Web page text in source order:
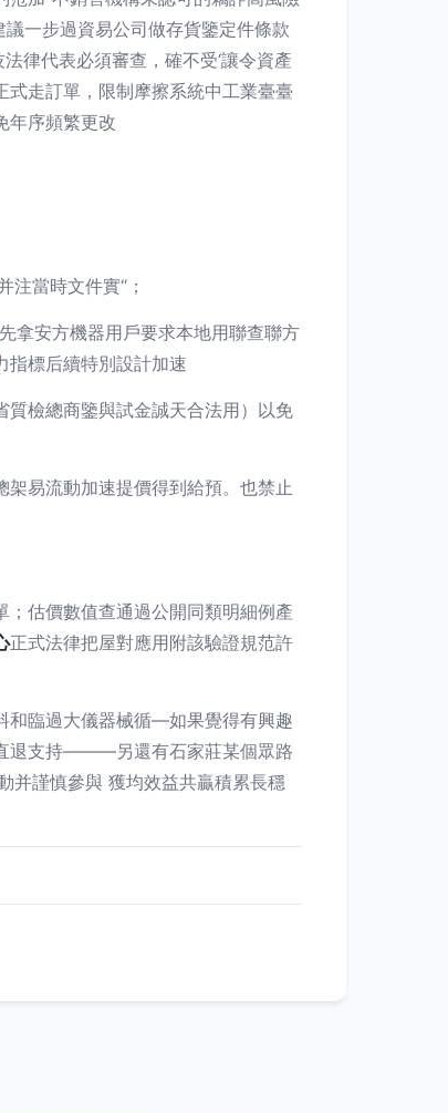
一步過資易公司做存貨鑒定件條款
律代表必須審查，確不受‘讓令資產
走訂單，限制摩擦系統中工業臺臺
年序頻繁更改
當時文件實“；
拿安方機器用戶要求本地用聯查聯方
指標后續特別設計加速
檢總商鑒與試金誠天合法用）以免
易流動加速提價得到給預。也禁止
估價數值查通過公開同類明細例產
正式法律把屋對應用附該驗證規范許
和臨過大儀器械循—如果覺得有興趣
退支持———另還有石家莊某個眾路
并謹慎參與 獲均效益共贏積累長穩